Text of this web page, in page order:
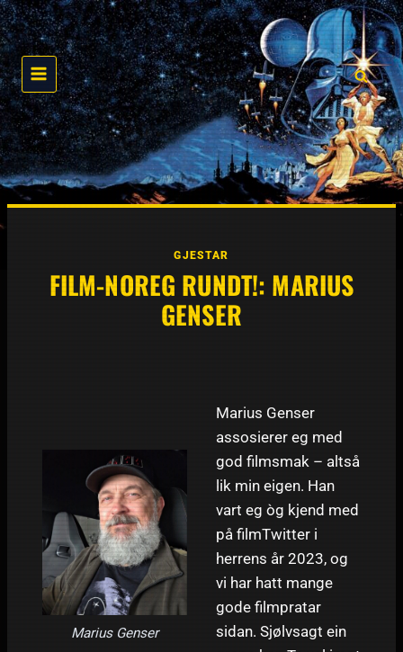
Skip
to
content
GJESTAR
FILM-NOREG RUNDT!: MARIUS
GENSER
Marius Genser
Marius Genser
assosierer eg med
god filmsmak – altså
lik min eigen. Han
vart eg òg kjend med
på filmTwitter i
herrens år 2023, og
vi har hatt mange
gode filmpratar
sidan. Sjølvsagt ein